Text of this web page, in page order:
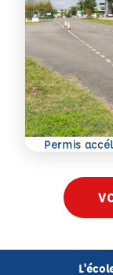
Permis
En savoir plus